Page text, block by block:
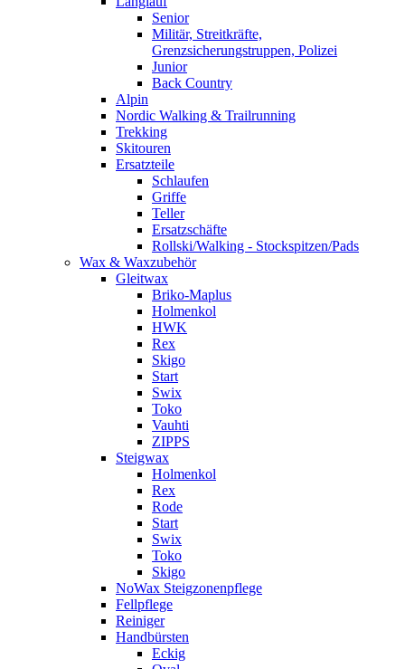
Senior
Militär, Streitkräfte,
Grenzsicherungstruppen, Polizei
Junior
Back Country
Alpin
Nordic Walking & Trailrunning
Trekking
Skitouren
Ersatzteile
Schlaufen
Griffe
Teller
Ersatzschäfte
Rollski/Walking - Stockspitzen/Pads
Wax & Waxzubehör
Gleitwax
Briko-Maplus
Holmenkol
HWK
Rex
Skigo
Start
Swix
Toko
Vauhti
ZIPPS
Steigwax
Holmenkol
Rex
Rode
Start
Swix
Toko
Skigo
NoWax Steigzonenpflege
Fellpflege
Reiniger
Handbürsten
Eckig